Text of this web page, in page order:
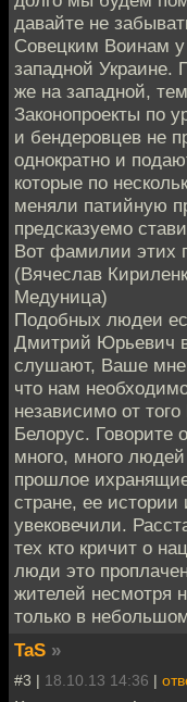
давайте не
Совецким Воинам
западной Украине.
же на западной,
Законопроекты по
и бендеровцев не
однократно и
которые по
меняли патийную
предсказуемо
Вот фамилии этих
(Вячеслав
Медуница)
Подобных людеи
Дмитрий Юрьевич
слушают, Ваше
что нам
независимо от
Белорус. Говорите
много, много
прошлое
стране, ее
увековечили.
тех кто кричит о
люди это
жителей несмотря
только в
TaS »
#3 | 18.10.13 14:36 |